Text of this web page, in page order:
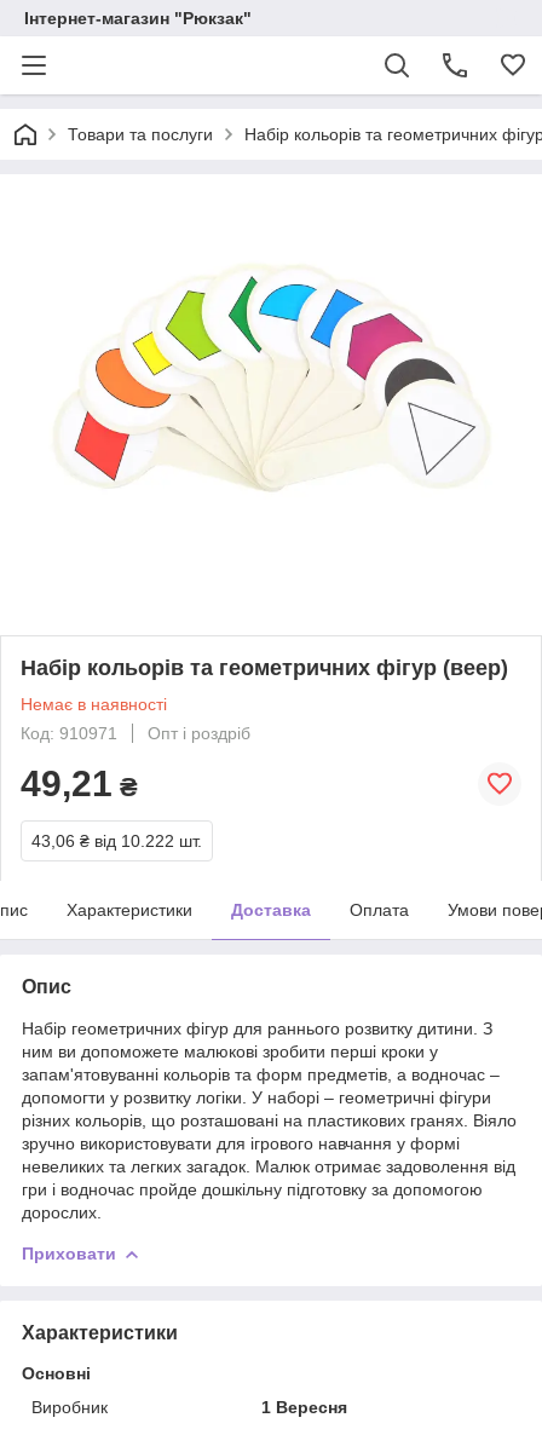
Інтернет-магазин "Рюкзак"
Товари та послуги Набір кольорів та геометричних
Набір кольорів та геометричних фігур (веер)
Немає в наявності
Код: 910971
Опт і роздріб
49,21 ₴
43,06 ₴ від 10.222 шт.
Характеристики Доставка Оплата Умови
Опис
Набір геометричних фігур для раннього розвитку дитини. З
ним ви допоможете малюкові зробити перші кроки у
запам'ятовуванні кольорів та форм предметів, а водночас –
допомогти у розвитку логіки. У наборі – геометричні фігури
різних кольорів, що розташовані на пластикових гранях. Віяло
зручно використовувати для ігрового навчання у формі
невеликих та легких загадок. Малюк отримає задоволення від
гри і водночас пройде дошкільну підготовку за допомогою
дорослих.
Приховати
Характеристики
Основні
Виробник
1 Вересня